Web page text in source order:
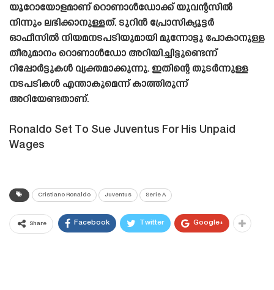
യൂറോയോളമാണ് റൊണാൾഡോക്ക് യുവന്റസിൽ
നിന്നും ലഭിക്കാനുള്ളത്. ടുറിൻ പ്രോസിക്യൂട്ടർ
ഓഫീസിൽ നിയമനടപടിയുമായി മുന്നോട്ടു പോകാനുള്ള
തീരുമാനം റൊണാൾഡോ അറിയിച്ചിട്ടുണ്ടെന്ന്
റിപ്പോർട്ടുകൾ വ്യക്തമാക്കുന്നു. ഇതിന്റെ തുടർന്നുള്ള
നടപടികൾ എന്താകുമെന്ന് കാത്തിരുന്ന്
അറിയേണ്ടതാണ്.
Ronaldo Set To Sue Juventus For His Unpaid
Wages
Cristiano Ronaldo Juventus Serie A
Share Facebook Twitter Google+